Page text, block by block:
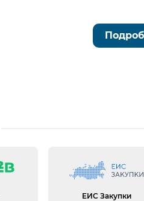
ЕИС Закупки